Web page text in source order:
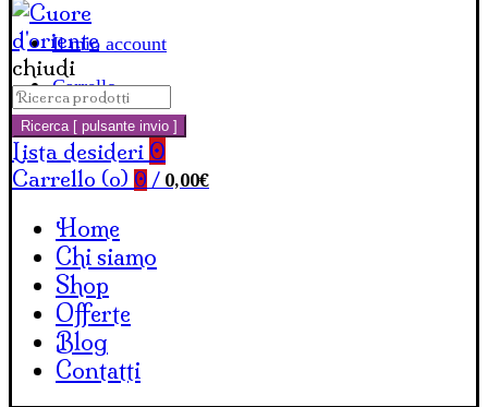
Il mio account
Carrello
chiudi
Cerca:
Ricerca [ pulsante invio ]
Lista desideri 0
Carrello (o) 0 / 0,00€
Home
Chi siamo
Shop
Offerte
Blog
Contatti